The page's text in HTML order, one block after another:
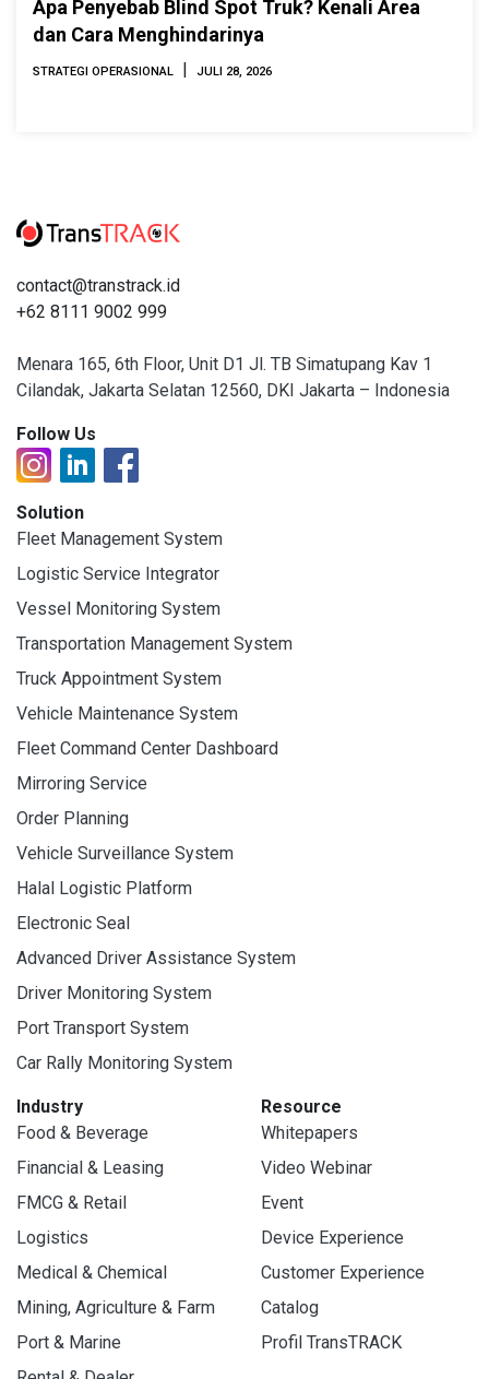
Apa Penyebab Blind Spot Truk? Kenali Area
dan Cara Menghindarinya
STRATEGI OPERASIONAL | JULI 28, 2026
contact@transtrack.id
+62 8111 9002 999
Menara 165, 6th Floor, Unit D1 Jl. TB Simatupang Kav 1
Cilandak, Jakarta Selatan 12560, DKI Jakarta – Indonesia
Follow Us
Solution
Fleet Management System
Logistic Service Integrator
Vessel Monitoring System
Transportation Management System
Truck Appointment System
Vehicle Maintenance System
Fleet Command Center Dashboard
Mirroring Service
Order Planning
Vehicle Surveillance System
Halal Logistic Platform
Electronic Seal
Advanced Driver Assistance System
Driver Monitoring System
Port Transport System
Car Rally Monitoring System
Industry
Food & Beverage
Financial & Leasing
FMCG & Retail
Logistics
Medical & Chemical
Mining, Agriculture & Farm
Port & Marine
Resource
Whitepapers
Video Webinar
Event
Device Experience
Customer Experience
Catalog
Profil TransTRACK